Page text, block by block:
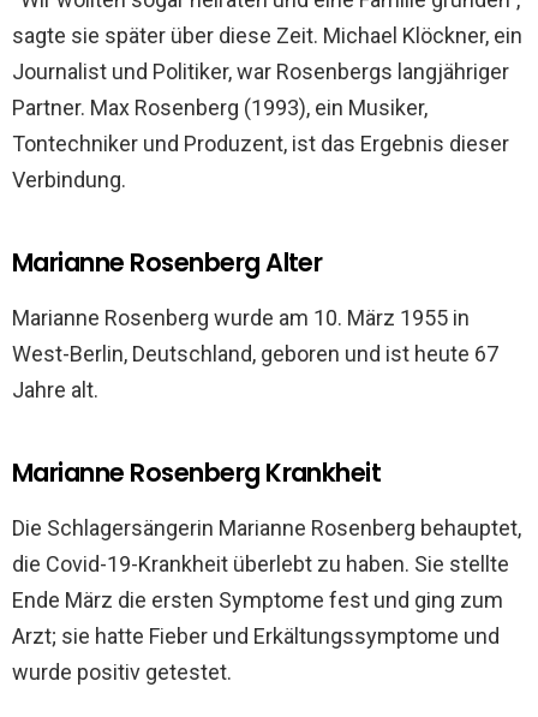
sagte sie später über diese Zeit. Michael Klöckner, ein
Journalist und Politiker, war Rosenbergs langjähriger
Partner. Max Rosenberg (1993), ein Musiker,
Tontechniker und Produzent, ist das Ergebnis dieser
Verbindung.
Marianne Rosenberg Alter
Marianne Rosenberg wurde am 10. März 1955 in
West-Berlin, Deutschland, geboren und ist heute 67
Jahre alt.
Marianne Rosenberg Krankheit
Die Schlagersängerin Marianne Rosenberg behauptet,
die Covid-19-Krankheit überlebt zu haben. Sie stellte
Ende März die ersten Symptome fest und ging zum
Arzt; sie hatte Fieber und Erkältungssymptome und
wurde positiv getestet.